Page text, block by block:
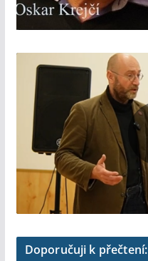
Doporučuji k přečtení: